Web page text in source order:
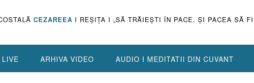
CEZAREEA I REŞIŢA I „SĂ TRĂIEŞTI ÎN PACE, ŞI PACEA SĂ
ARHIVA VIDEO AUDIO I MEDITATII DIN CUVANT